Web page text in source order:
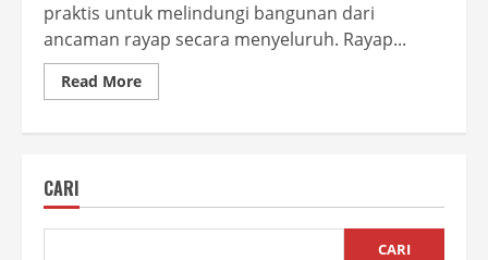
praktis untuk melindungi bangunan dari
ancaman rayap secara menyeluruh. Rayap...
Read MoreRead
more
Terbaik
Terpercaya
CARI
CARI